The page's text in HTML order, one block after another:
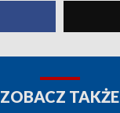
ZOBACZ TAKŻE